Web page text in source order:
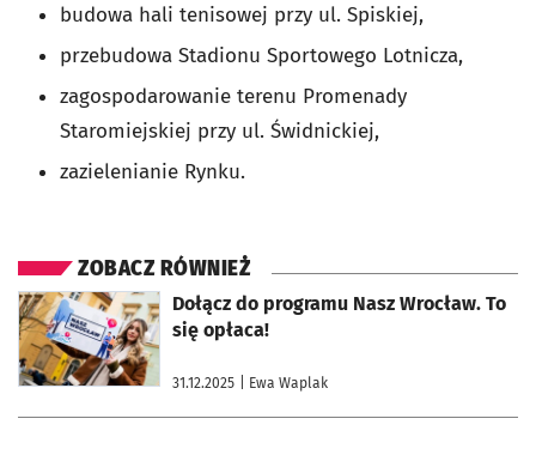
budowa hali tenisowej przy ul. Spiskiej,
przebudowa Stadionu Sportowego Lotnicza,
zagospodarowanie terenu Promenady
Staromiejskiej przy ul. Świdnickiej,
zazielenianie Rynku.
ZOBACZ RÓWNIEŻ
Dołącz do programu Nasz Wrocław. To
się opłaca!
31.12.2025 | Ewa Waplak
otworzy się w nowej karcie